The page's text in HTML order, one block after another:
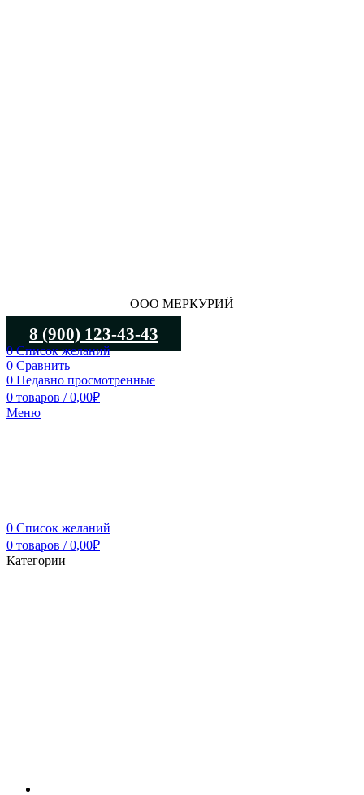
ООО МЕРКУРИЙ
8 (900) 123-43-43
0Список желаний
0 Сравнить
0 Недавно просмотренные
0 товаров / 0,00₽
Меню
0 Список желаний
0 товаров / 0,00₽
Категории